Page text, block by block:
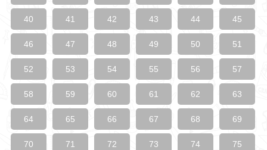
40 41 42 43 44 45
46 47 48 49 50 51
52 53 54 55 56 57
58 59 60 61 62 63
64 65 66 67 68 69
70 71 72 73 74 75